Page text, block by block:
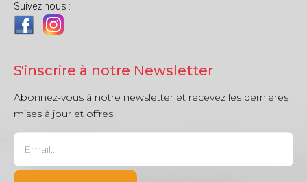
Suivez nous :
S'inscrire à notre Newsletter
Abonnez-vous à notre newsletter et recevez les dernières
mises à jour et offres.